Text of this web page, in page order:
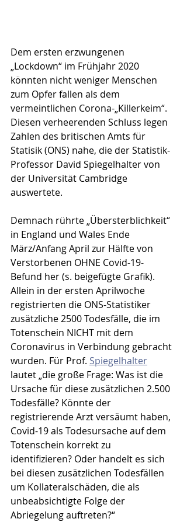
Dem ersten erzwungenen
„Lockdown“ im Frühjahr 2020
könnten nicht weniger Menschen
zum Opfer fallen als dem
vermeintlichen Corona-„Killerkeim“.
Diesen verheerenden Schluss legen
Zahlen des britischen Amts für
Statisik (ONS) nahe, die der Statistik-
Professor David Spiegelhalter von
der Universität Cambridge
auswertete.
Demnach rührte „Übersterblichkeit“
in England und Wales Ende
März/Anfang April zur Hälfte von
Verstorbenen OHNE Covid-19-
Befund her (s. beigefügte Grafik).
Allein in der ersten Aprilwoche
registrierten die ONS-Statistiker
zusätzliche 2500 Todesfälle, die im
Totenschein NICHT mit dem
Coronavirus in Verbindung gebracht
wurden. Für Prof. Spiegelhalter
lautet „die große Frage: Was ist die
Ursache für diese zusätzlichen 2.500
Todesfälle? Könnte der
registrierende Arzt versäumt haben,
Covid-19 als Todesursache auf dem
Totenschein korrekt zu
identifizieren? Oder handelt es sich
bei diesen zusätzlichen Todesfällen
um Kollateralschäden, die als
unbeabsichtigte Folge der
Abriegelung auftreten?“